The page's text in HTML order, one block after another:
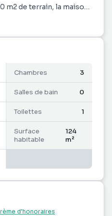
m2 de terrain, la maison
jour d'une conviviale
confortables dont
salle de bains et un
20 m2 est à votre
dans un quartier
des commodités.
auxquels ce bien
sur le site Géorisques :
informations sur les
est exposé sont
:
Chambres 3
Salles de bain 0
Toilettes 1
Surface
habitable
124
m²
d'honoraires